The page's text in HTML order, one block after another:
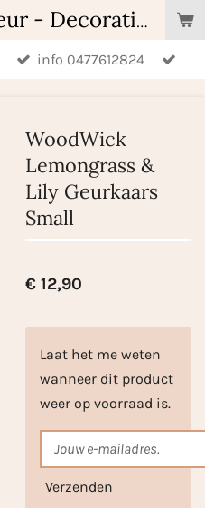
B-Home Interieur - Decoratie & Geschenken - Geurartikelen
info 0477612824
WoodWick
Lemongrass &
Lily Geurkaars
Small
€ 12,90
Laat het me weten
wanneer dit product
weer op voorraad is.
Verzenden